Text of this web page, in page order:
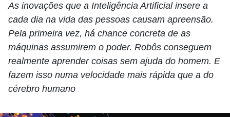
As inovações que a Inteligência Artificial insere a
cada dia na vida das pessoas causam apreensão.
Pela primeira vez, há chance concreta de as
máquinas assumirem o poder. Robôs conseguem
realmente aprender coisas sem ajuda do homem. E
fazem isso numa velocidade mais rápida que a do
cérebro humano